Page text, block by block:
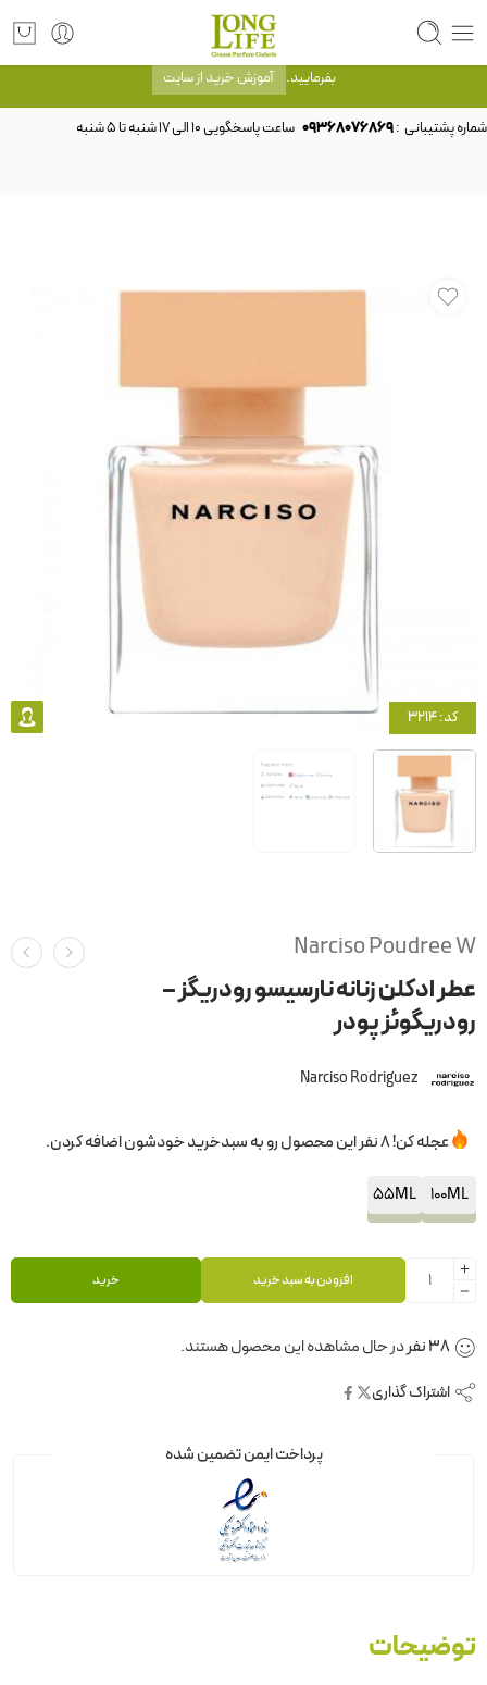
توجه! برند لانگ لایف رایحه های معروف را با شیشه و بسته بندی خود شرکت لانگ لایف
عرضه می کند.که با انتخاب حجم هر ادکلنی می توانید شیشه و بسته بندی را ملاحظه
بفرمایید. آموزش خرید از سایت
شماره پشتیبانی :09368076869
کد: 3214
Narciso Poudree W
عطر ادکلن زنانه نارسیسو رودریگز –
رودریگوئز پودر
Narciso Rodriguez
عجله کن! 8 نفر این محصول رو به سبدخرید خودشون اضافه کردن.
100ML
55ML
افزودن به سبد خرید خرید
38نفردر حال مشاهده این محصول هستند.
اشتراک گذاری
پرداخت ایمن تضمین شده
توضیحات